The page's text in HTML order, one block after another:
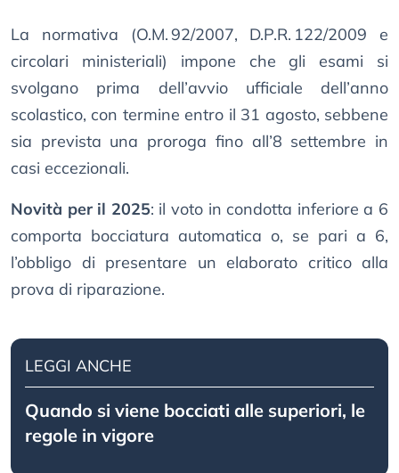
La normativa (O.M. 92/2007, D.P.R. 122/2009 e
circolari ministeriali) impone che gli esami si
svolgano prima dell’avvio ufficiale dell’anno
scolastico, con termine entro il 31 agosto, sebbene
sia prevista una proroga fino all’8 settembre in
casi eccezionali.
Novità per il 2025: il voto in condotta inferiore a 6
comporta bocciatura automatica o, se pari a 6,
l’obbligo di presentare un elaborato critico alla
prova di riparazione.
LEGGI ANCHE
Quando si viene bocciati alle superiori, le
regole in vigore